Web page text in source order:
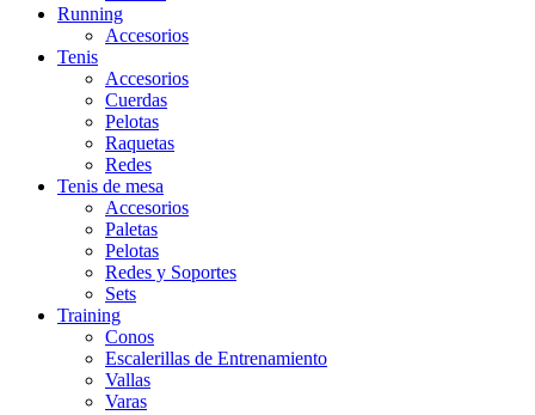
Running
Accesorios
Tenis
Accesorios
Cuerdas
Pelotas
Raquetas
Redes
Tenis de mesa
Accesorios
Paletas
Pelotas
Redes y Soportes
Sets
Training
Conos
Escalerillas de Entrenamiento
Vallas
Varas